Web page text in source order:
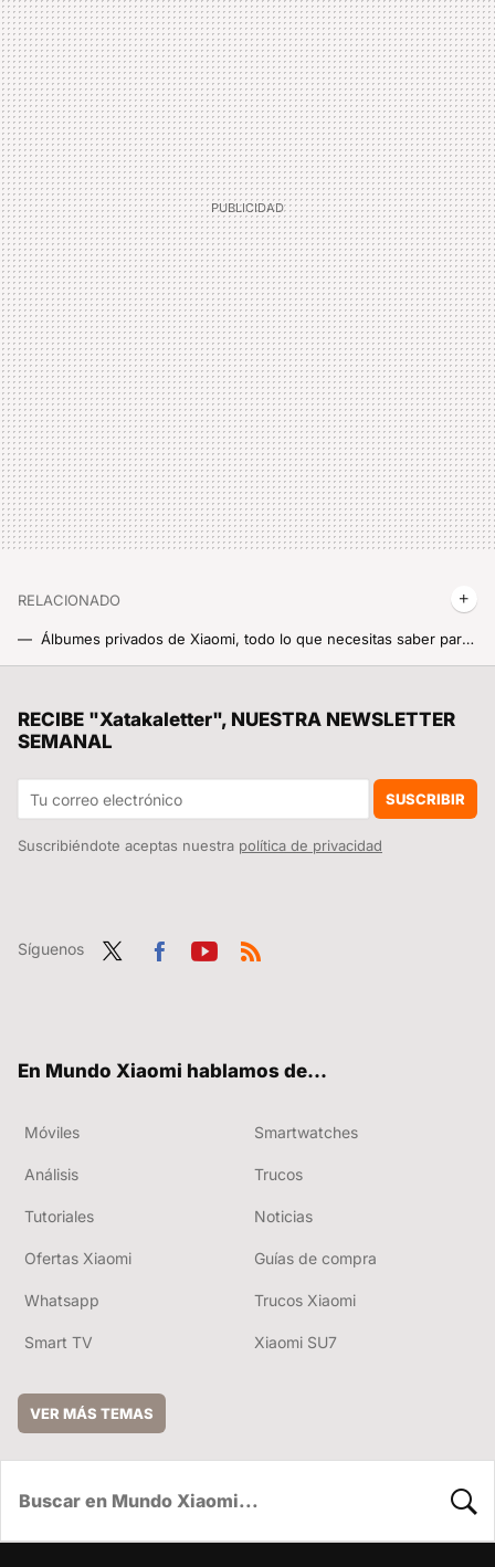
RELACIONADO
Álbumes privados de Xiaomi, todo lo que necesitas saber para esconder vídeos y fotos en la galería tu Xiaomi, Redmi o POCO
Ojalá hubiese descubierto antes el truco de la cebolla en el microondas
RECIBE "Xatakaletter", NUESTRA NEWSLETTER
SEMANAL
SUSCRIBIR
Suscribiéndote aceptas nuestra política de privacidad
Síguenos
En Mundo Xiaomi hablamos de...
Móviles Smartwatches
Análisis Trucos
Tutoriales Noticias
Ofertas Xiaomi Guías de compra
Whatsapp Trucos Xiaomi
Smart TV Xiaomi SU7
VER MÁS TEMAS